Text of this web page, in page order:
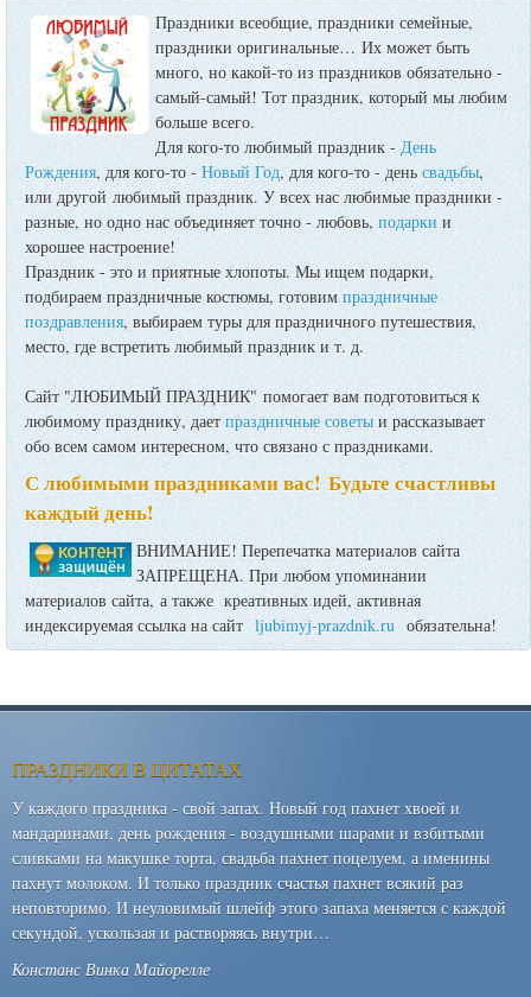
Праздники всеобщие, праздники семейные,
праздники оригинальные… Их может быть
много, но какой-то из праздников обязательно -
самый-самый! Тот праздник, который мы любим
больше всего.
Для кого-то любимый праздник - День
Рождения, для кого-то -Новый Год, для кого-то - деньсвадьбы,
или другой любимый праздник. У всех нас любимые праздники -
разные, но одно нас объединяет точно - любовь,подаркии
хорошее настроение!
Праздник - это и приятные хлопоты. Мы ищем подарки,
подбираем праздничные костюмы, готовимпраздничные
поздравления, выбираем туры для праздничного путешествия,
место, где встретить любимый праздник и т. д.
Сайт "ЛЮБИМЫЙ ПРАЗДНИК" помогает вам подготовиться к
любимому празднику, даетпраздничные советы и рассказывает
обо всем самом интересном, что связано с праздниками.
С любимыми праздниками вас! Будьте счастливы
каждый день!
ВНИМАНИЕ! Перепечатка материалов сайта
ЗАПРЕЩЕНА. При любом упоминании
материалов сайта, а также креативных идей, активная
индексируемая ссылка на сайт ljubimyj-prazdnik.ru обязательна!
ПРАЗДНИКИ В ЦИТАТАХ
У каждого праздника - свой запах. Новый год пахнет хвоей и
мандаринами, день рождения - воздушными шарами и взбитыми
сливками на макушке торта, свадьба пахнет поцелуем, а именины
пахнут молоком. И только праздник счастья пахнет всякий раз
неповторимо. И неуловимый шлейф этого запаха меняется с каждой
секундой, ускользая и растворяясь внутри…
Констанс Винка Майорелле